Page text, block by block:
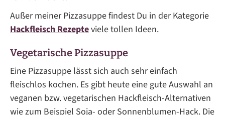
Außer meiner Pizzasuppe findest Du in der Kategorie
Hackfleisch Rezepteviele tollen Ideen.
Vegetarische Pizzasuppe
Eine Pizzasuppe lässt sich auch sehr einfach
fleischlos kochen. Es gibt heute eine gute Auswahl an
veganen bzw. vegetarischen Hackfleisch-Alternativen
wie zum Beispiel Soja- oder Sonnenblumen-Hack. Die